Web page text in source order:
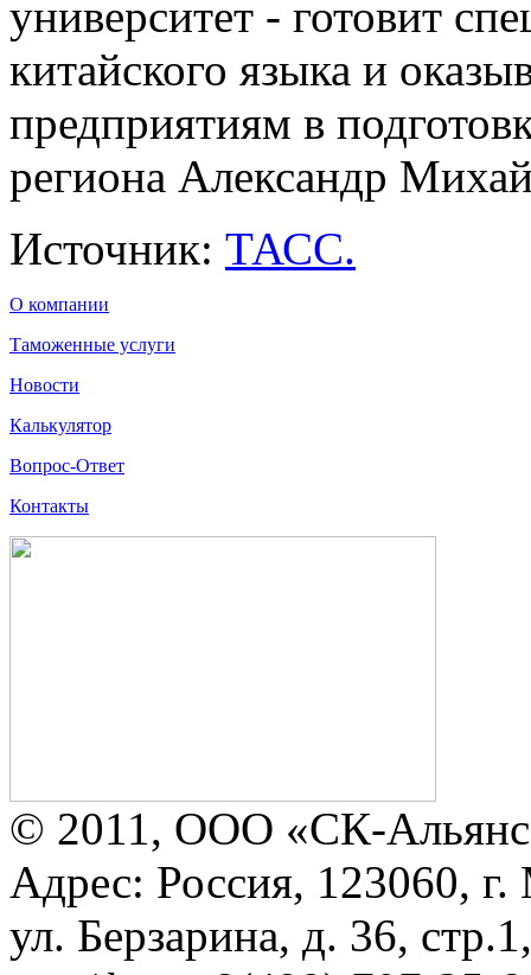
университет - готовит
китайского языка и
предприятиям в
региона Александр
Источник: ТАСС.
О компании
Таможенные услуги
Новости
Калькулятор
Вопрос-Ответ
Контакты
© 2011, ООО «СК-
Адрес: Россия, 123060, г.
ул. Берзарина, д. 36,